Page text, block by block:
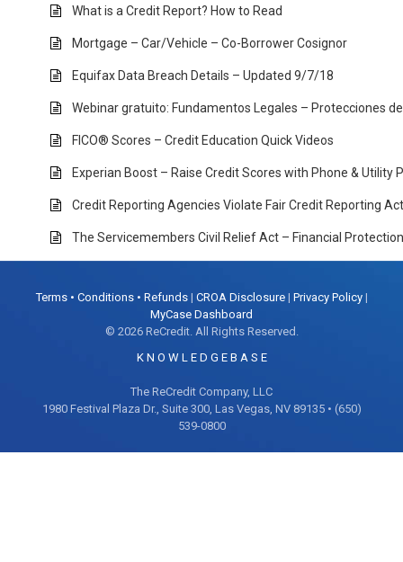
What is a Credit Report? How to Read
Mortgage – Car/Vehicle – Co-Borrower Cosignor
Equifax Data Breach Details – Updated 9/7/18
Webinar gratuito: Fundamentos Legales – Protecciones
FICO® Scores – Credit Education Quick Videos
Experian Boost – Raise Credit Scores with Phone & Utility
Credit Reporting Agencies Violate Fair Credit Reporting
The Servicemembers Civil Relief Act – Financial Protection
Terms • Conditions • Refunds| CROA Disclosure| Privacy Policy|
MyCase Dashboard
© 2026 ReCredit. All Rights Reserved.
K N O W L E D G E B A S E
The ReCredit Company, LLC
1980 Festival Plaza Dr., Suite 300, Las Vegas, NV 89135 • (650)
539-0800